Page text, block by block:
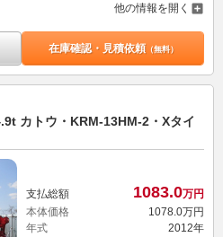
他の情報を開く
在庫確認・見積依頼（無料）
カトウ・KRM-13HM-2・Xタイ
支払総額 1083.0万円
本体価格
1078.0万円
年式
2012年